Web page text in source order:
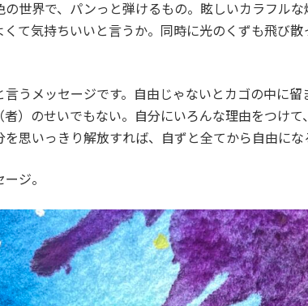
の世界で、パンっと弾けるもの。眩しいカラフル
くて気持ちいいと言うか。同時に光のくずも飛び
言うメッセージです。自由じゃないとカゴの中に
者）のせいでもない。自分にいろんな理由をつけて
を思いっきり解放すれば、自ずと全てから自由にな
ジ。